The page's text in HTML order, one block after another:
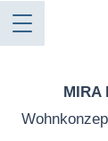
MIRA